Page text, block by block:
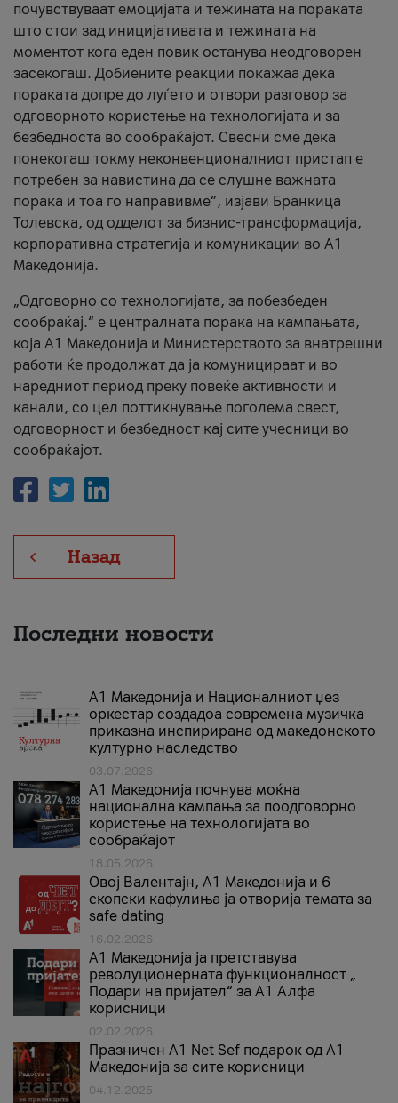
почувствуваат емоцијата и тежината на пораката
што стои зад иницијативата и тежината на
моментот кога еден повик останува неодговорен
засекогаш. Добиените реакции покажаа дека
пораката допре до луѓето и отвори разговор за
одговорното користење на технологијата и за
безбедноста во сообраќајот. Свесни сме дека
понекогаш токму неконвенционалниот пристап е
потребен за навистина да се слушне важната
порака и тоа го направивме”, изјави Бранкица
Толевска, од одделот за бизнис-трансформација,
корпоративна стратегија и комуникации во А1
Македонија.
„Одговорно со технологијата, за побезбеден
сообраќај.“ е централната порака на кампањата,
која A1 Македонија и Министерството за внатрешни
работи ќе продолжат да ја комуницираат и во
наредниот период преку повеќе активности и
канали, со цел поттикнување поголема свест,
одговорност и безбедност кај сите учесници во
сообраќајот.
Назад
Последни новости
А1 Македонија и Националниот џез
оркестар создадоа современа музичка
приказна инспирирана од македонското
културно наследство
03.07.2026
A1 Македонија почнува моќна
национална кампања за поодговорно
користење на технологијата во
сообраќајот
18.05.2026
Овој Валентајн, A1 Македонија и 6
скопски кафулиња ја отворија темата за
safe dating
16.02.2026
А1 Македонија ја претставува
револуционерната функционалност „
Подари на пријател“ за А1 Алфа
корисници
02.02.2026
Празничен A1 Net Sеf подарок од А1
Македонија за сите корисници
04.12.2025